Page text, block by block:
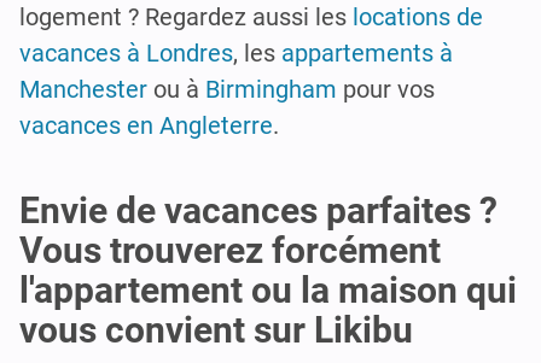
logement ? Regardez aussi les locations de
vacances à Londres, les appartements à
Manchester ou à Birmingham pour vos
vacances en Angleterre.
Envie de vacances parfaites ?
Vous trouverez forcément
l'appartement ou la maison qui
vous convient sur Likibu